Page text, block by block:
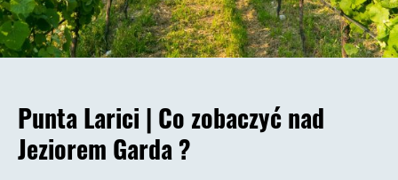
Punta Larici | Co zobaczyć nad
Jeziorem Garda ?